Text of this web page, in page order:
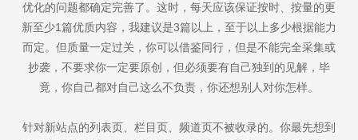
优化的问题都确定完善了。这时，每天应该保证按时、按量的更
新至少1篇优质内容，我建议是3篇以上，至于以上多少根据能力
而定。但质量一定过关，你可以借鉴同行，但是不能完全采集或
抄袭，不要求你一定要原创，但必须要有自己独到的见解，毕
竟，你自己都对自己这么不负责，你还想别人对你怎样。
针对新站点的列表页、栏目页、频道页不被收录的。你最先想到